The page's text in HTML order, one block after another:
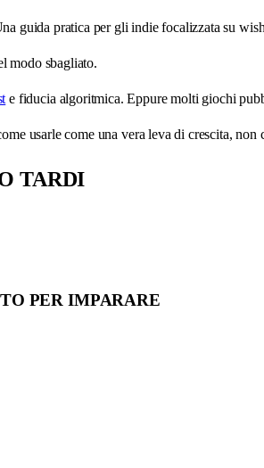
guida pratica per gli indie focalizzata su
modo sbagliato.
e fiducia algoritmica. Eppure molti giochi
usarle come una vera leva di crescita, non
TARDI
PER IMPARARE